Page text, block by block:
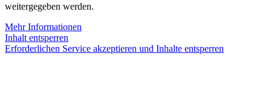
weitergegeben werden.
Mehr Informationen
Inhalt entsperren
Erforderlichen Service akzeptieren und Inhalte entsperren